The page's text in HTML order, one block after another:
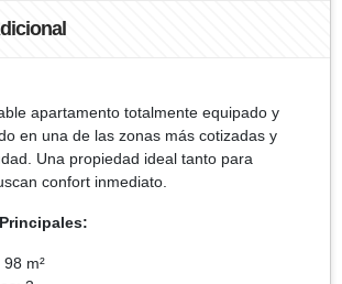
apartamento totalmente equipado y
en una de las zonas más cotizadas y
Una propiedad ideal tanto para
confort inmediato.
m²